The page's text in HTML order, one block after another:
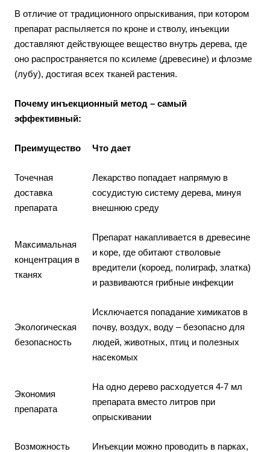
В отличие от традиционного опрыскивания, при котором
препарат распыляется по кроне и стволу, инъекции
доставляют действующее вещество внутрь дерева, где
оно распространяется по ксилеме (древесине) и флоэме
(лубу), достигая всех тканей растения.
Почему инъекционный метод – самый
эффективный:
Преимущество Что дает
Точечная
доставка
препарата
Лекарство попадает напрямую в
сосудистую систему дерева, минуя
внешнюю среду
Максимальная
концентрация в
тканях
Препарат накапливается в древесине
и коре, где обитают стволовые
вредители (короед, полиграф, златка)
и развиваются грибные инфекции
Экологическая
безопасность
Исключается попадание химикатов в
почву, воздух, воду – безопасно для
людей, животных, птиц и полезных
насекомых
Экономия
препарата
На одно дерево расходуется 4-7 мл
препарата вместо литров при
опрыскивании
Возможность
Инъекции можно проводить в парках,